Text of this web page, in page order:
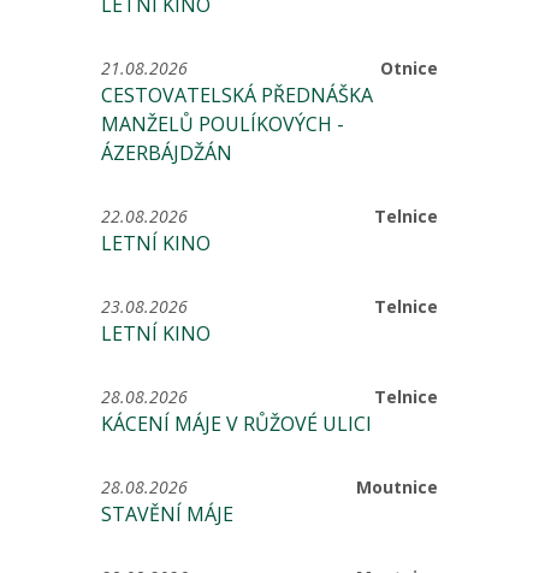
Otnice
21.08.2026
CESTOVATELSKÁ PŘEDNÁŠKA
MANŽELŮ POULÍKOVÝCH -
ÁZERBÁJDŽÁN
Telnice
22.08.2026
LETNÍ KINO
Telnice
23.08.2026
LETNÍ KINO
Telnice
28.08.2026
KÁCENÍ MÁJE V RŮŽOVÉ ULICI
Moutnice
28.08.2026
STAVĚNÍ MÁJE